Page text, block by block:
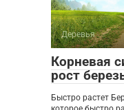
Деревья
Корневая
рост
Быстро растет